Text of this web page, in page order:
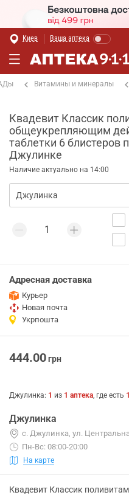
Киев Ваша аптека
Витамины и минералы
Квадевит Классик
общеукрепляющим
таблетки 6 блистеров
Джулинке
Наличие актуально на 14:00
Адресная доставка
Курьер
Новая почта
Укрпошта
444.00грн
Джулинка: 1 из 1 аптека, где есть 1
Джулинка
с. Джулинка, ул.
Пн-Вс: 08:00-20:00
На карте
Квадевит Классик